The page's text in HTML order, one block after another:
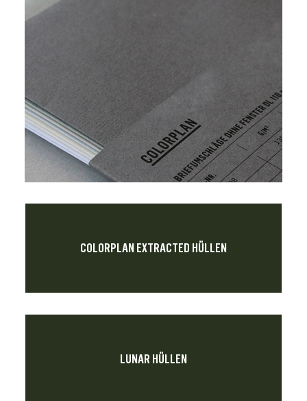
COLORPLAN EXTRACTED HÜLLEN
LUNAR HÜLLEN